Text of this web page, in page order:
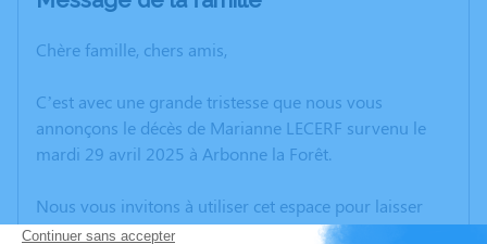
Chère famille, chers amis,
C’est avec une grande tristesse que nous vous
annonçons le décès de Marianne LECERF survenu le
mardi 29 avril 2025 à Arbonne la Forêt.
Nous vous invitons à utiliser cet espace pour laisser
vos condoléances, partager des photos souvenirs, une